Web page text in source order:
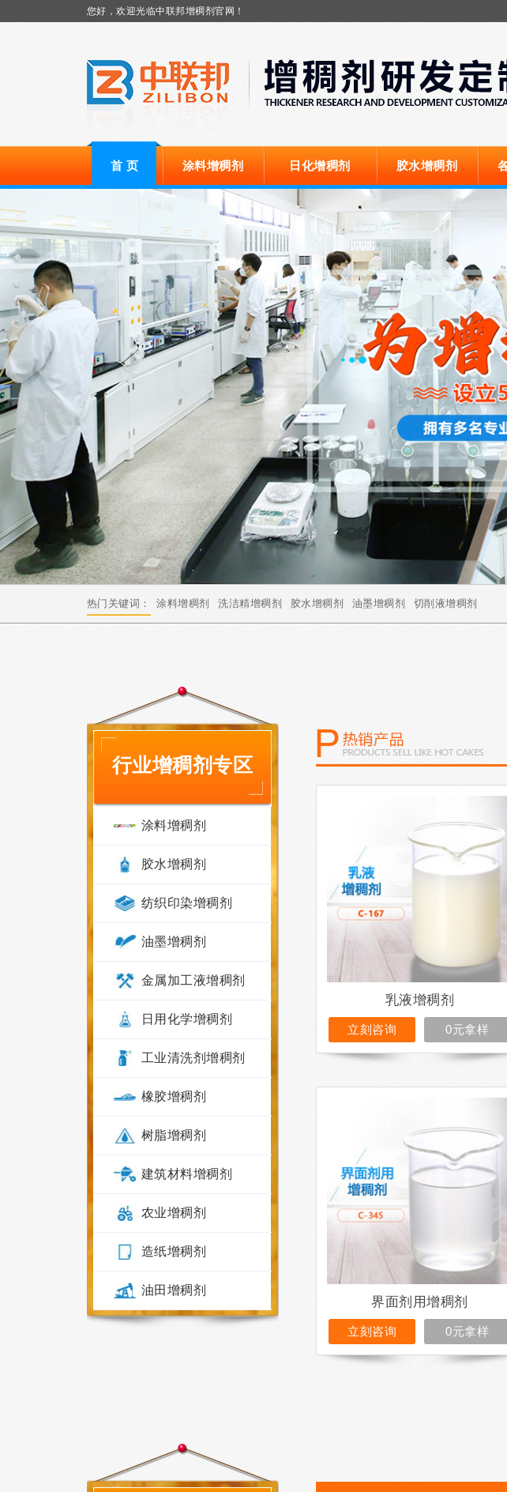
您好，欢迎光临中联邦增稠剂官网！
首 页 涂料增稠剂 日化增稠剂 胶水增稠剂
热门关键词： 涂料增稠剂 洗洁精增稠剂 胶水增稠剂 油墨增稠剂 切削液增稠剂
行业增稠剂专区
涂料增稠剂
胶水增稠剂
纺织印染增稠剂
油墨增稠剂
金属加工液增稠剂
日用化学增稠剂
工业清洗剂增稠剂
橡胶增稠剂
树脂增稠剂
建筑材料增稠剂
农业增稠剂
造纸增稠剂
油田增稠剂
乳液增稠剂
立刻咨询 0元拿样
界面剂用增稠剂
立刻咨询 0元拿样